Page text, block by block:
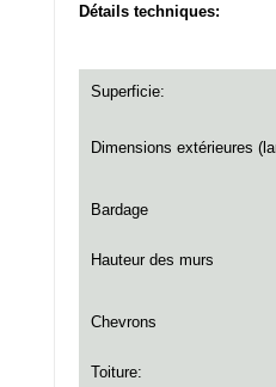
Détails techniques:
Superficie:
Dimensions extérieures
Bardage
Hauteur des murs
Chevrons
Toiture: